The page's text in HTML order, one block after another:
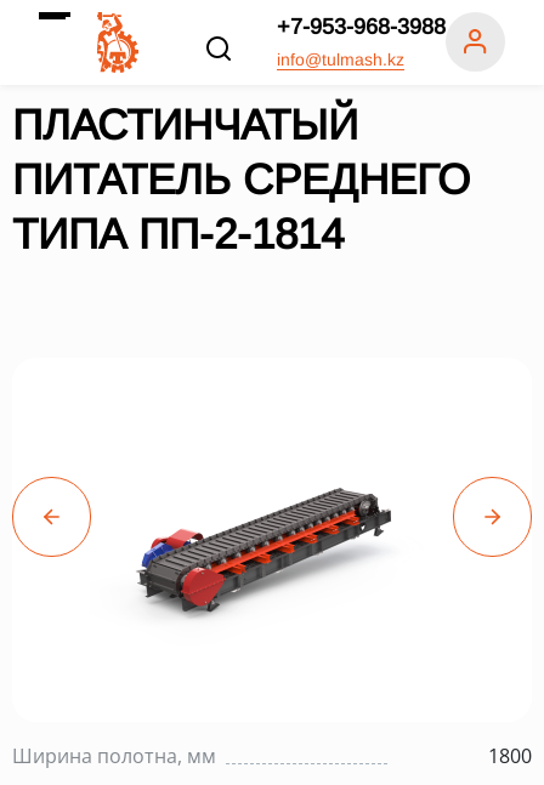
+7-953-968-3988
info@tulmash.kz
ПЛАСТИНЧАТЫЙ
ПИТАТЕЛЬ СРЕДНЕГО
ТИПА ПП-2-1814
Ширина полотна, мм
1800